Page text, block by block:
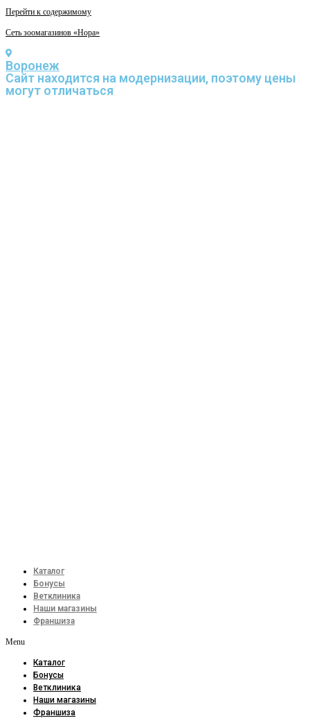
Перейти к содержимому
Сеть зоомагазинов «Нора»
Воронеж
Cайт находится на модернизации, поэтому цены
могут отличаться
Каталог
Бонусы
Ветклиника
Наши магазины
Франшиза
Menu
Каталог
Бонусы
Ветклиника
Наши магазины
Франшиза